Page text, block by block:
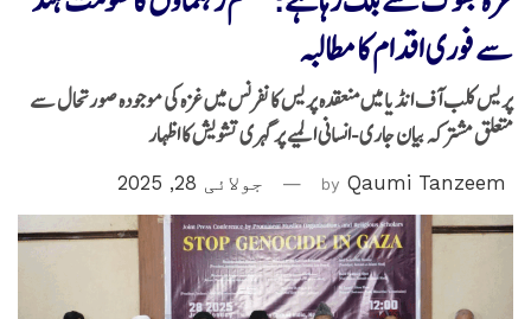
سے فوری اقدام کا مطالبہ
پریس کلب آف انڈیا میں منعقدہ پریس کانفرنس میں غزہ کی موجودہ صورتحال سے
متعلق مشترکہ بیان جاری -انسانی المیے پر گہری تشویش کا اظہار
by Qaumi Tanzeem جولائی 28, 2025